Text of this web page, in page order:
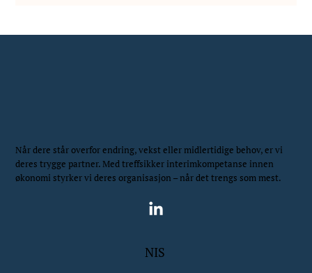
Når dere står overfor endring, vekst eller midlertidige behov, er vi
deres trygge partner. Med treffsikker interimkompetanse innen
økonomi styrker vi deres organisasjon – når det trengs som mest.
NIS